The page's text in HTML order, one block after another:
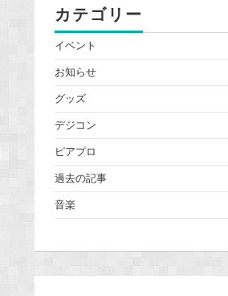
カテゴリー
イベント
お知らせ
グッズ
デジコン
ピアプロ
過去の記事
音楽